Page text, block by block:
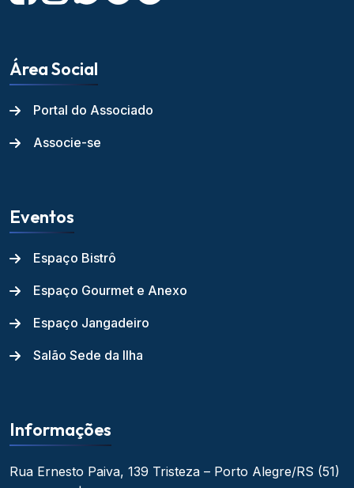
Área Social
Portal do Associado
Associe-se
Eventos
Espaço Bistrô
Espaço Gourmet e Anexo
Espaço Jangadeiro
Salão Sede da Ilha
Informações
Rua Ernesto Paiva, 139 Tristeza – Porto Alegre/RS (51)